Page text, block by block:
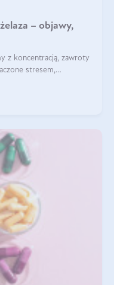
– objawy,
z koncentracją, zawroty
stresem,